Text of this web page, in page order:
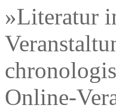
»Literatur
Online-